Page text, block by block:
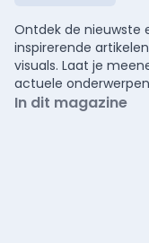
Ontdek de nieuwste
inspirerende
visuals. Laat je
actuele
In dit magazine